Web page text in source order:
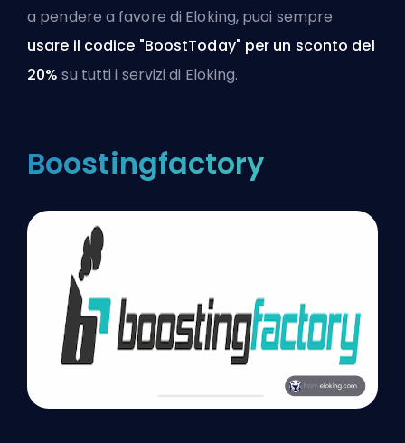
a pendere a favore di Eloking, puoi sempre
usare il codice "BoostToday" per un sconto del
20% su tutti i servizi di Eloking.
Boostingfactory